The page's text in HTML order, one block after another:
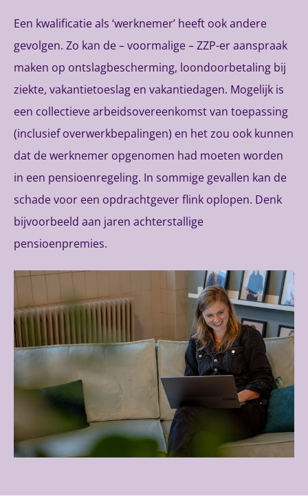
Een kwalificatie als ‘werknemer’ heeft ook andere
gevolgen. Zo kan de – voormalige – ZZP-er aanspraak
maken op ontslagbescherming, loondoorbetaling bij
ziekte, vakantietoeslag en vakantiedagen. Mogelijk is
een collectieve arbeidsovereenkomst van toepassing
(inclusief overwerkbepalingen) en het zou ook kunnen
dat de werknemer opgenomen had moeten worden
in een pensioenregeling. In sommige gevallen kan de
schade voor een opdrachtgever flink oplopen. Denk
bijvoorbeeld aan jaren achterstallige
pensioenpremies.